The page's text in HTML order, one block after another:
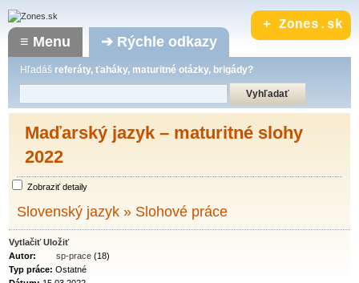
Hľadáš referáty, ťaháky, maturitné otázky, brigády?
Maďarský jazyk – maturitné slohy
2022
Zobraziť detaily
Slovenský jazyk » Slohové práce
Vytlačiť Uložiť
Autor:
sp-prace (18)
Typ práce: Ostatné